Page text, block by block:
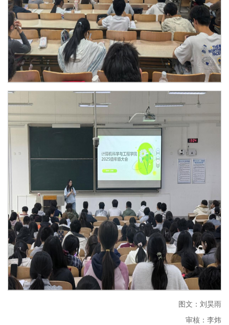
图文：刘昊雨
审核：李炜